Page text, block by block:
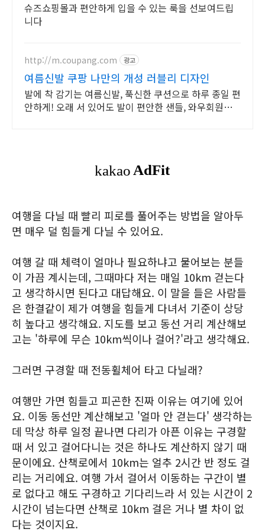
슈즈쇼핑몰과 편안하게 입을 수 있는 룩을 선보여드립
니다
http://m.coupang.com 광고
여름신발 쿠팡 나만의 개성 러블리 디자인
발에 착 감기는 여름신발, 푹신한 쿠션으로 하루 종일 편
안하게! 오래 서 있어도 발이 편안한 샌들, 와우회원이
여행을 다닐 때 빨리 피로를 풀어주는 방법을 알아두
면 매우 덜 힘들게 다닐 수 있어요.
여행 갈 때 체력이 얼마나 필요하냐고 물어보는 분들
이 가끔 계시는데, 그때마다 저는 매일 10km 걷는다
고 생각하시면 된다고 대답해요. 이 말을 들은 사람들
은 한결같이 제가 여행을 힘들게 다녀서 기준이 상당
히 높다고 생각해요. 지도를 보고 동선 거리 계산해보
고는 '하루에 무슨 10km씩이나 걸어?'라고 생각해요.
그러면 구경할 때 전동휠체어 타고 다닐래?
여행만 가면 힘들고 피곤한 진짜 이유는 여기에 있어
요. 이동 동선만 계산해보고 '얼마 안 걷는다' 생각하는
데 막상 하루 일정 끝나면 다리가 아픈 이유는 구경할
때 서 있고 걸어다니는 것은 하나도 계산하지 않기 때
문이에요. 산책로에서 10km는 얼추 2시간 반 정도 걸
리는 거리에요. 여행 가서 걸어서 이동하는 구간이 별
로 없다고 해도 구경하고 기다리느라 서 있는 시간이 2
시간이 넘는다면 산책로 10km 걸은 거나 별 차이 없
다는 것이지요.